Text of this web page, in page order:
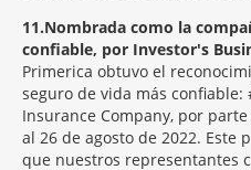
11 Nombrada como la
confiable, por Investor's
Primerica obtuvo el
seguro de vida más confiable:
Insurance Company, por
al 26 de agosto de 2022. Este
que nuestros representantes